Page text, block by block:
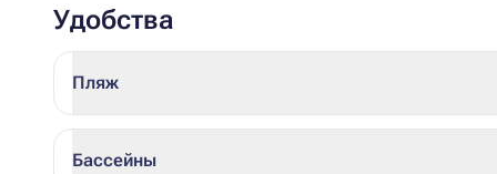
Удобства
Пляж
Бассейны